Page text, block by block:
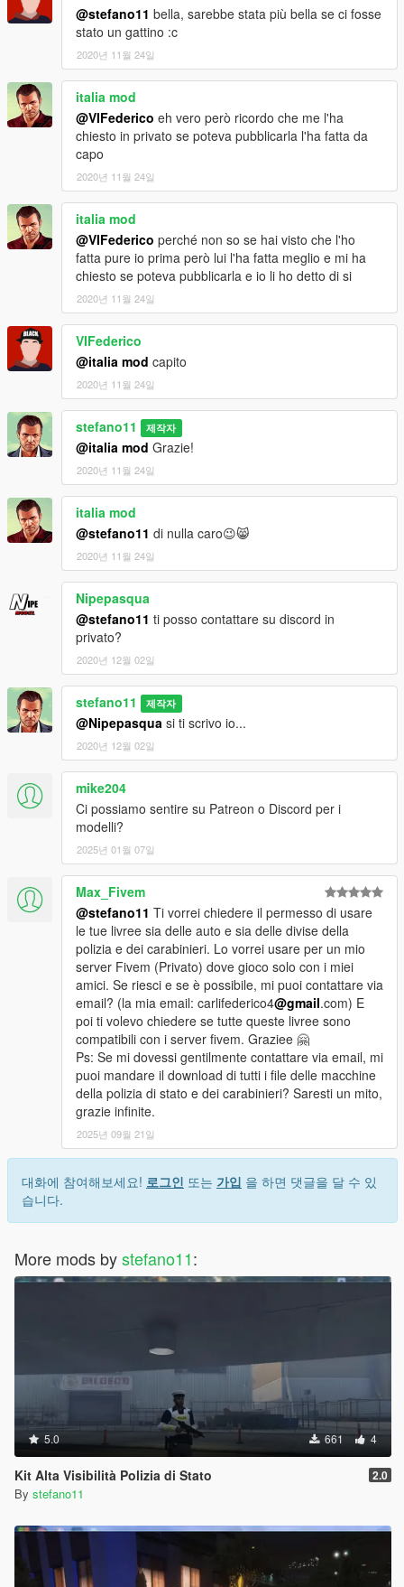
@stefano11 bella, sarebbe stata più bella se ci fosse
stato un gattino :c
2020년 11월 24일
italia mod
@VIFederico eh vero però ricordo che me l'ha
chiesto in privato se poteva pubblicarla l'ha fatta da
capo
2020년 11월 24일
italia mod
@VIFederico perché non so se hai visto che l'ho
fatta pure io prima però lui l'ha fatta meglio e mi ha
chiesto se poteva pubblicarla e io li ho detto di si
2020년 11월 24일
VIFederico
@italia mod capito
2020년 11월 24일
stefano11 제작자
@italia mod Grazie!
2020년 11월 24일
italia mod
@stefano11 di nulla caro😉😸
2020년 11월 24일
Nipepasqua
@stefano11 ti posso contattare su discord in
privato?
2020년 12월 02일
stefano11 제작자
@Nipepasqua si ti scrivo io...
2020년 12월 02일
mike204
Ci possiamo sentire su Patreon o Discord per i
modelli?
2025년 01월 07일
Max_Fivem
@stefano11 Ti vorrei chiedere il permesso di usare
le tue livree sia delle auto e sia delle divise della
polizia e dei carabinieri. Lo vorrei usare per un mio
server Fivem (Privato) dove gioco solo con i miei
amici. Se riesci e se è possibile, mi puoi contattare via
email? (la mia email: carlifederico4@gmail.com) E
poi ti volevo chiedere se tutte queste livree sono
compatibili con i server fivem. Graziee 🤗
Ps: Se mi dovessi gentilmente contattare via email, mi
puoi mandare il download di tutti i file delle macchine
della polizia di stato e dei carabinieri? Saresti un mito,
grazie infinite.
2025년 09월 21일
대화에 참여해보세요! 로그인 또는 가입 을 하면 댓글을 달 수 있
습니다.
More mods bystefano11:
5.0 661 4
Kit Alta Visibilità Polizia di Stato 2.0
By stefano11